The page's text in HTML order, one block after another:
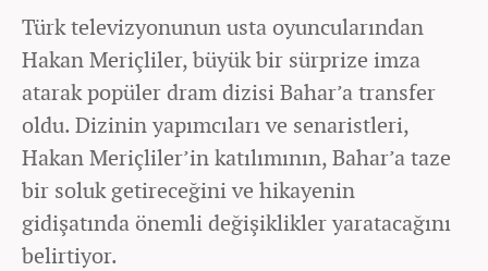
Türk televizyonunun usta oyuncularından
Hakan Meriçliler, büyük bir sürprize imza
atarak popüler dram dizisi Bahar’a transfer
oldu. Dizinin yapımcıları ve senaristleri,
Hakan Meriçliler’in katılımının, Bahar’a taze
bir soluk getireceğini ve hikayenin
gidişatında önemli değişiklikler yaratacağını
belirtiyor.